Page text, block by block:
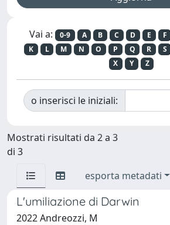
Vai a: 0-9 A B C D E F
K
L M N O P Q R S
X
Y Z
o inserisci le iniziali:
Mostrati risultati da 2 a 3
di 3
esporta metadati
L'umiliazione di Darwin
2022 Andreozzi, M